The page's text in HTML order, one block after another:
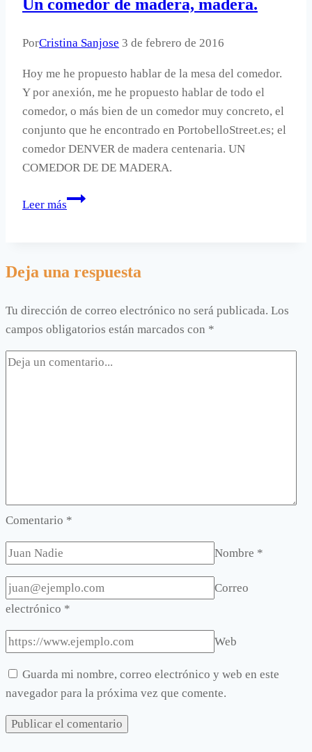
Un comedor de madera, madera.
PorCristina Sanjose 3 de febrero de 2016
Hoy me he propuesto hablar de la mesa del comedor.
Y por anexión, me he propuesto hablar de todo el
comedor, o más bien de un comedor muy concreto, el
conjunto que he encontrado en PortobelloStreet.es; el
comedor DENVER de madera centenaria. UN
COMEDOR DE DE MADERA.
Leer más
Un
madera.
Deja una respuesta
Tu dirección de correo electrónico no será publicada. Los
campos obligatorios están marcados con *
Comentario *
Nombre *
Correo
electrónico *
Web
Guarda mi nombre, correo electrónico y web en este
navegador para la próxima vez que comente.